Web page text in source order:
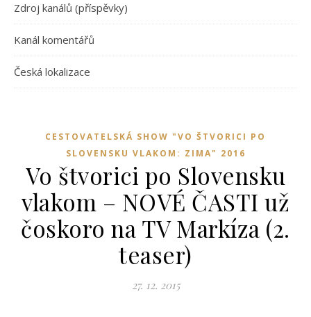
Zdroj kanálů (příspěvky)
Kanál komentářů
Česká lokalizace
CESTOVATELSKÁ SHOW "VO ŠTVORICI PO
SLOVENSKU VLAKOM: ZIMA" 2016
Vo štvorici po Slovensku
vlakom – NOVÉ ČASTI už
čoskoro na TV Markíza (2.
teaser)
27. 12. 2015